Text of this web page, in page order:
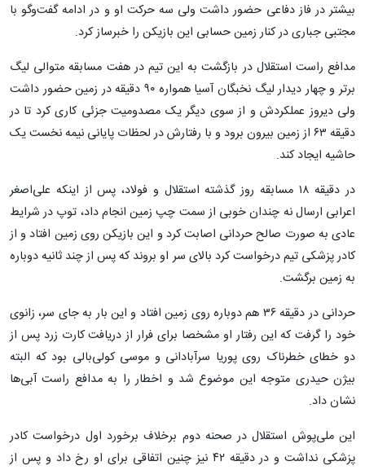
بیشتر در فاز دفاعی حضور داشت ولی سه حرکت او و در ادامه گفت‌وگو با
مجتبی جباری در کنار زمین حسابی این بازیکن را خبرساز کرد.
مدافع راست استقلال در بازگشت به این تیم در هفت مسابقه متوالی لیگ
برتر و چهار دیدار لیگ نخبگان آسیا همواره ۹۰ دقیقه در زمین حضور داشت
ولی دیروز عملکردش و از سوی دیگر یک مصدومیت جزئی کاری کرد تا در
دقیقه ۶۳ از زمین بیرون برود و با رفتارش در لحظات پایانی نیمه نخست یک
حاشیه ایجاد کند.
در دقیقه ۱۸ مسابقه روز گذشته استقلال و فولاد، پس از اینکه علی‌اصغر
اعرابی ارسال نه چندان خوبی از سمت چپ زمین انجام داد، توپ در شرایط
عادی به صورت صالح حردانی اصابت کرد و این بازیکن روی زمین افتاد و از
کادر پزشکی تیم درخواست کرد بالای سر او بروند که پس از چند ثانیه دوباره
به زمین برگشت.
حردانی در دقیقه ۳۶ هم دوباره روی زمین افتاد و این بار به جای سر، زانوی
خود را گرفت که این رفتار او مشخصا برای فرار از دریافت کارت زرد پس از
دو خطای خطرناک روی پوریا سرآبادانی و موسی کولی‌بالی بود که البته
بیژن حیدری متوجه این موضوع شد و اخطار را به مدافع راست آبی‌ها
نشان داد.
این ملی‌پوش استقلال در صحنه دوم برخلاف برخورد اول درخواست کادر
پزشکی نداشت و در دقیقه ۴۲ نیز چنین اتفاقی برای او رخ داد و پس از